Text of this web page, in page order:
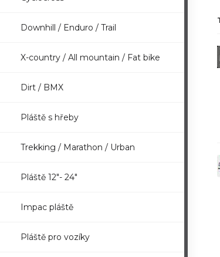
Downhill / Enduro / Trail
X-country / All mountain / Fat bike
Dirt / BMX
Pláště s hřeby
Trekking / Marathon / Urban
Pláště 12"- 24"
Impac pláště
Pláště pro vozíky